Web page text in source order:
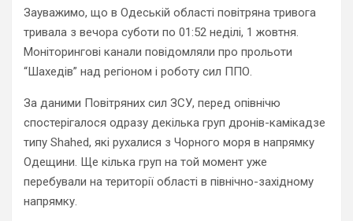
Зауважимо, що в Одеській області повітряна тривога
тривала з вечора суботи по 01:52 неділі, 1 жовтня.
Моніторингові канали повідомляли про прольоти
“Шахедів” над регіоном і роботу сил ППО.
За даними Повітряних сил ЗСУ, перед опівнічю
спостерігалося одразу декілька груп дронів-камікадзе
типу Shahed, які рухалися з Чорного моря в напрямку
Одещини. Ще кілька груп на той момент уже
перебували на території області в північно-західному
напрямку.